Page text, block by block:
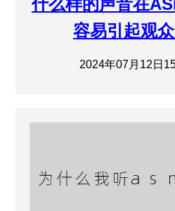
什么样的声音在
容易引起观
2024年07月12日